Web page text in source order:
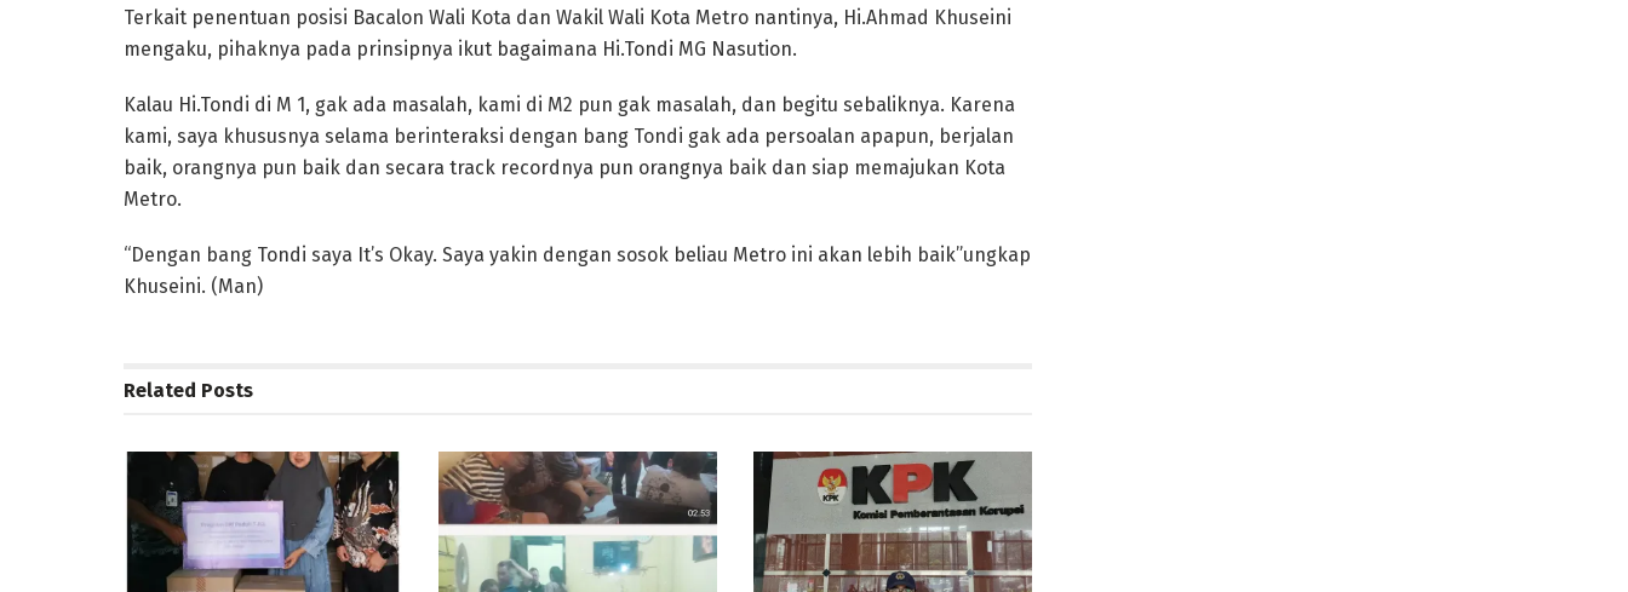
Terkait penentuan posisi Bacalon Wali Kota dan Wakil Wali Kota Metro nantinya, Hi.Ahmad Khuseini
mengaku, pihaknya pada prinsipnya ikut bagaimana Hi.Tondi MG Nasution.
Kalau Hi.Tondi di M 1, gak ada masalah, kami di M2 pun gak masalah, dan begitu sebaliknya. Karena
kami, saya khususnya selama berinteraksi dengan bang Tondi gak ada persoalan apapun, berjalan
baik, orangnya pun baik dan secara track recordnya pun orangnya baik dan siap memajukan Kota
Metro.
“Dengan bang Tondi saya It’s Okay. Saya yakin dengan sosok beliau Metro ini akan lebih baik”ungkap
Khuseini. (Man)
Related Posts